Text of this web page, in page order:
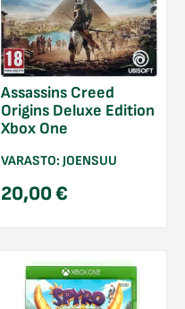
Assassins Creed
Origins Deluxe Edition
Xbox One
VARASTO: JOENSUU
20,00€